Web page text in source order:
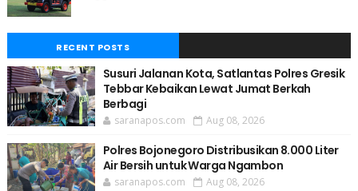
RECENT POSTS
Susuri Jalanan Kota, Satlantas Polres Gresik
Tebbar Kebaikan Lewat Jumat Berkah
Berbagi
saranapos.com Aug 08, 2026
Polres Bojonegoro Distribusikan 8.000 Liter
Air Bersih untuk Warga Ngambon
saranapos.com Aug 08, 2026